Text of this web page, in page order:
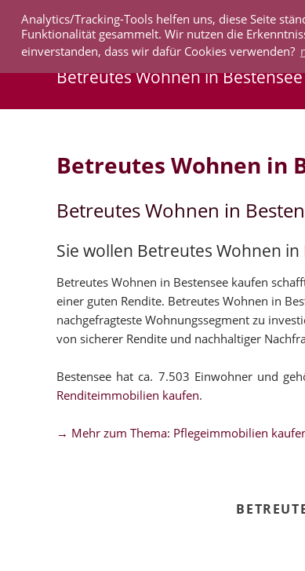
Analytics/Tracking-Tools helfen uns, diese Seite
Funktionalität gesammelt. Wir nutzen die
einverstanden, dass wir dafür Cookies verwenden?
Betreutes Wohnen in
Betreutes Wohnen in
Betreutes Wohnen in
Sie wollen Betreutes Wohnen
Betreutes Wohnen in Bestensee kaufen
einer guten Rendite. Betreutes Wohnen in
nachgefragteste Wohnungssegment zu
von sicherer Rendite und nachhaltiger
Bestensee hat ca. 7.503 Einwohner und
Renditeimmobilien kaufen.
→ Mehr zum Thema: Pflegeimmobilien